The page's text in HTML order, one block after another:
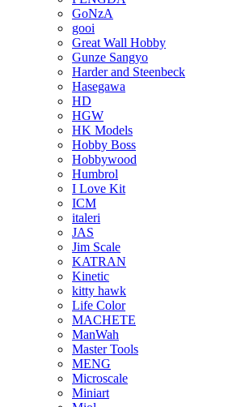
GoNzA
gooi
Great Wall Hobby
Gunze Sangyo
Harder and Steenbeck
Hasegawa
HD
HGW
HK Models
Hobby Boss
Hobbywood
Humbrol
I Love Kit
ICM
italeri
JAS
Jim Scale
KATRAN
Kinetic
kitty hawk
Life Color
MACHETE
ManWah
Master Tools
MENG
Microscale
Miniart